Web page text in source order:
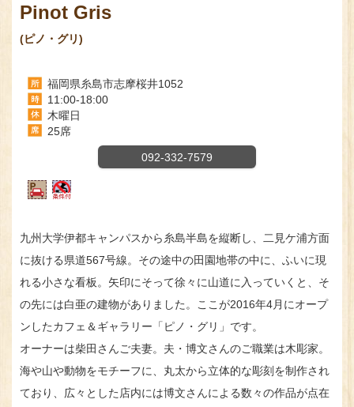
Pinot Gris
(ピノ・グリ)
福岡県糸島市志摩桜井1052
11:00-18:00
木曜日
25席
092-332-7579
九州大学伊都キャンパスから糸島半島を縦断し、二見ケ浦方面
に抜ける県道567号線。その途中の田園地帯の中に、ふいに現
れる小さな看板。矢印にそって徐々に山道に入っていくと、そ
の先には白亜の建物がありました。ここが2016年4月にオープ
ンしたカフェ＆ギャラリー「ピノ・グリ」です。
オーナーは柴田さんご夫妻。夫・博文さんのご職業は木彫家。
海や山や動物をモチーフに、丸太から立体的な彫刻を制作され
ており、広々とした店内には博文さんによる数々の作品が点在